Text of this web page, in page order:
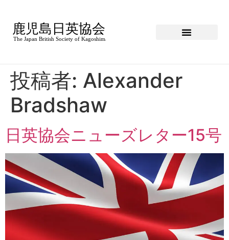
投稿者: Alexander
Bradshaw
日英協会ニューズレター15号